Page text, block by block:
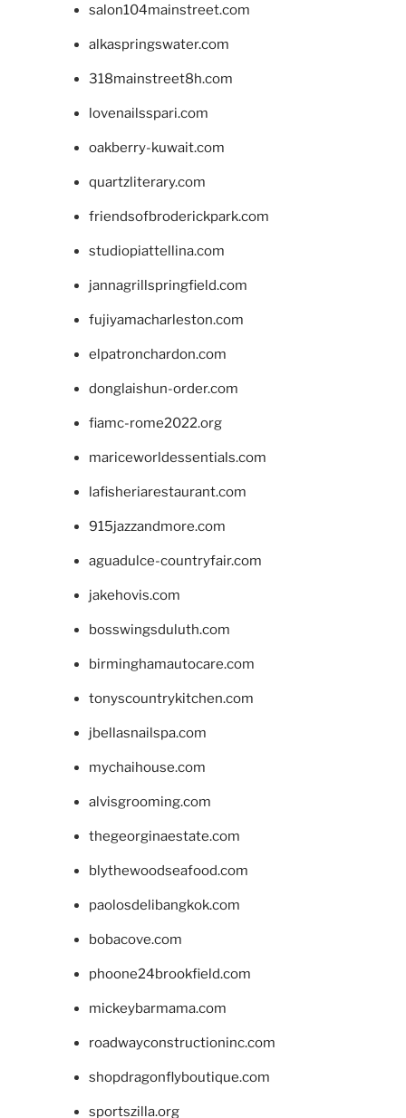
salon104mainstreet.com
alkaspringswater.com
318mainstreet8h.com
lovenailsspari.com
oakberry-kuwait.com
quartzliterary.com
friendsofbroderickpark.com
studiopiattellina.com
jannagrillspringfield.com
fujiyamacharleston.com
elpatronchardon.com
donglaishun-order.com
fiamc-rome2022.org
mariceworldessentials.com
lafisheriarestaurant.com
915jazzandmore.com
aguadulce-countryfair.com
jakehovis.com
bosswingsduluth.com
birminghamautocare.com
tonyscountrykitchen.com
jbellasnailspa.com
mychaihouse.com
alvisgrooming.com
thegeorginaestate.com
blythewoodseafood.com
paolosdelibangkok.com
bobacove.com
phoone24brookfield.com
mickeybarmama.com
roadwayconstructioninc.com
shopdragonflyboutique.com
sportszilla.org